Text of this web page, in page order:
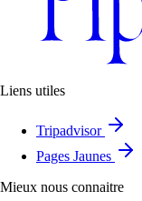
Liens utiles
Tripadvisor
Pages Jaunes
Mieux nous connaitre